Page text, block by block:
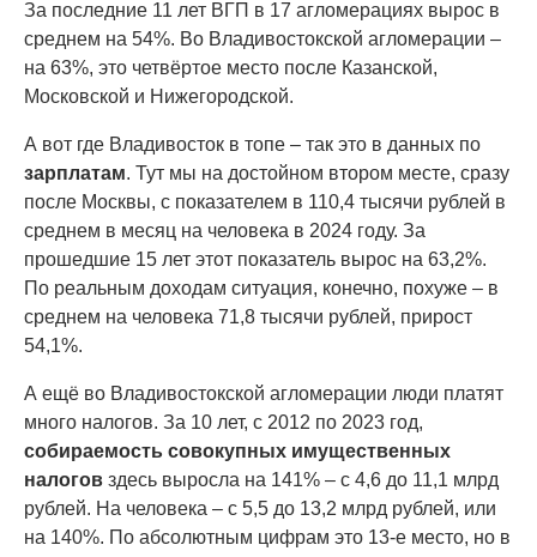
За последние 11 лет ВГП в 17 агломерациях вырос в
среднем на 54%. Во Владивостокской агломерации –
на 63%, это четвёртое место после Казанской,
Московской и Нижегородской.
А вот где Владивосток в топе – так это в данных по
зарплатам. Тут мы на достойном втором месте, сразу
после Москвы, с показателем в 110,4 тысячи рублей в
среднем в месяц на человека в 2024 году. За
прошедшие 15 лет этот показатель вырос на 63,2%.
По реальным доходам ситуация, конечно, похуже – в
среднем на человека 71,8 тысячи рублей, прирост
54,1%.
А ещё во Владивостокской агломерации люди платят
много налогов. За 10 лет, с 2012 по 2023 год,
собираемость совокупных имущественных
налогов здесь выросла на 141% – с 4,6 до 11,1 млрд
рублей. На человека – с 5,5 до 13,2 млрд рублей, или
на 140%. По абсолютным цифрам это 13-е место, но в